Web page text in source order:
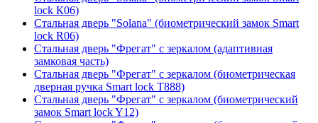
lock К06)
Стальная дверь "Solana" (биометрический замок Smart
lock R06)
Стальная дверь "Фрегат" с зеркалом (адаптивная
замковая часть)
Стальная дверь "Фрегат" с зеркалом (биометрическая
дверная ручка Smart lock T888)
Стальная дверь "Фрегат" с зеркалом (биометрический
замок Smart lock Y12)